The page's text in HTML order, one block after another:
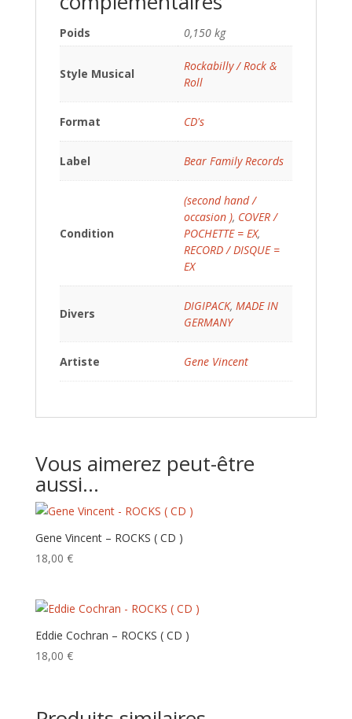
Poids 0,150 kg
Style Musical
Rockabilly / Rock &
Roll
Format CD's
Label Bear Family Records
Condition
(second hand /
occasion ), COVER /
POCHETTE = EX,
RECORD / DISQUE =
EX
Divers
DIGIPACK, MADE IN
GERMANY
Artiste Gene Vincent
Vous aimerez peut-être
aussi…
Gene Vincent – ROCKS ( CD )
18,00 €
Eddie Cochran – ROCKS ( CD )
18,00 €